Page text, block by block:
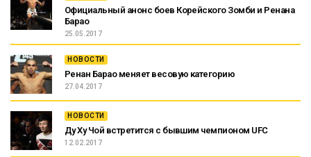
Официальный анонс боев Корейского Зомби и Ренана
Барао
25.05.2017
НОВОСТИ
Ренан Барао меняет весовую категорию
27.04.2017
НОВОСТИ
Ду Ху Чой встретится с бывшим чемпионом UFC
12.02.2017